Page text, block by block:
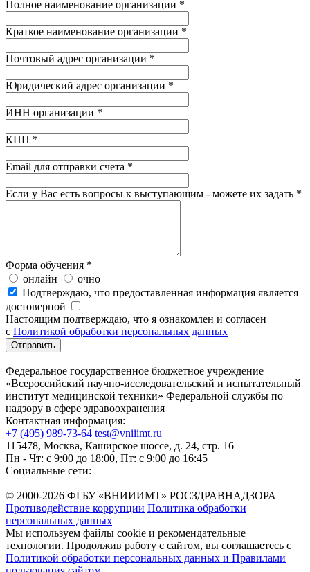
Полное наименование организации *
Краткое наименование организации *
Почтовый адрес организации *
Юридический адрес организации *
ИНН организации *
КПП *
Email для отправки счета *
Если у Вас есть вопросы к выступающим - можете их задать *
Форма обучения *
онлайн
очно
Подтверждаю, что предоставленная информация является
достоверной
Настоящим подтверждаю, что я ознакомлен и согласен
с Политикой обработки персональных данных
Федеральное государственное бюджетное учреждение
«Всероссийский научно-исследовательский и испытательный
институт медицинской техники» Федеральной службы по
надзору в сфере здравоохранения
Контактная информация:
+7 (495) 989-73-64 test@vniiimt.ru
115478, Москва, Каширское шоссе, д. 24, стр. 16
Пн - Чт: с 9:00 до 18:00, Пт: с 9:00 до 16:45
Социальные сети:
© 2000-2026 ФГБУ «ВНИИИМТ» РОСЗДРАВНАДЗОРА
Противодействие коррупции Политика обработки
персональных данных
Мы используем файлы cookie и рекомендательные
технологии. Продолжив работу с сайтом, вы соглашаетесь с
Политикой обработки персональных данных и Правилами